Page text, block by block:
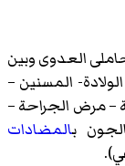
العدوى وبين
المسنين –
– مرض الجراحة –
بالمضادات